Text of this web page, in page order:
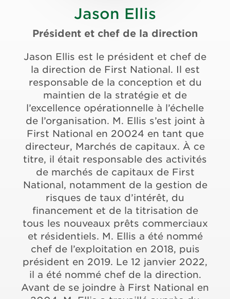
Jason Ellis
Président et chef de la direction
Jason Ellis est le président et chef de
la direction de First National. Il est
responsable de la conception et du
maintien de la stratégie et de
l’excellence opérationnelle à l’échelle
de l’organisation. M. Ellis s’est joint à
First National en 20024 en tant que
directeur, Marchés de capitaux. À ce
titre, il était responsable des activités
de marchés de capitaux de First
National, notamment de la gestion de
risques de taux d’intérêt, du
financement et de la titrisation de
tous les nouveaux prêts commerciaux
et résidentiels. M. Ellis a été nommé
chef de l’exploitation en 2018, puis
président en 2019. Le 12 janvier 2022,
il a été nommé chef de la direction.
Avant de se joindre à First National en